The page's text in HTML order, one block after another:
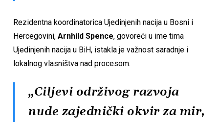
Rezidentna koordinatorica Ujedinjenih nacija u Bosni i
Hercegovini, Arnhild Spence, govoreći u ime tima
Ujedinjenih nacija u BiH, istakla je važnost saradnje i
lokalnog vlasništva nad procesom.
„Ciljevi održivog razvoja
nude zajednički okvir za mir,